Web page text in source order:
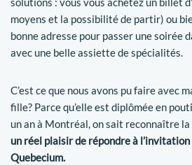
moyens et la possibilité de partir) ou
bonne adresse pour passer une soirée
avec une belle assiette de spécialités.
C’est ce que nous avons pu faire avec
fille? Parce qu’elle est diplômée en
un an à Montréal, on sait reconnaître
un réel plaisir de répondre à
Quebecium.